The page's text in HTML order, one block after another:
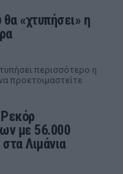
«χτυπήσει» η
περισσότερο η
προετοιμαστείτε
με 56.000
Λιμάνια